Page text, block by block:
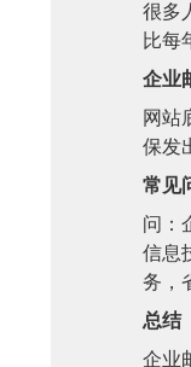
很多
比每
企业
网站
保发
常见
问：
信息
务，
总结
企业